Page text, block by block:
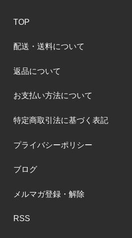
TOP
配送・送料について
返品について
お支払い方法について
特定商取引法に基づく表記
プライバシーポリシー
ブログ
メルマガ登録・解除
RSS